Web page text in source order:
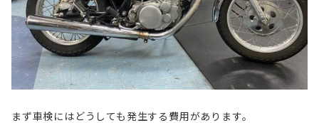
まず車検にはどうしても発生する費用があります。